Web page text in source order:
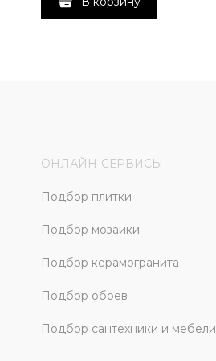
ОНЛАЙН-СЕРВИСЫ
Подбор плитки
Подбор мозаики
Подбор керамогранита
Подбор обоев
Подбор сантехники и мебели